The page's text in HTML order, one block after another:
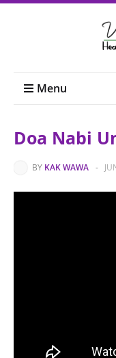
Menu
Doa Nabi
BY KAK WAWA -